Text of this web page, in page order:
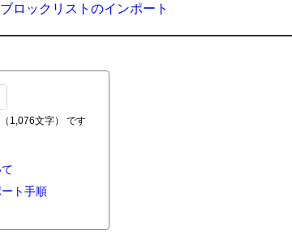
ブロックリストのインポート
1,076文字） です
ト手順